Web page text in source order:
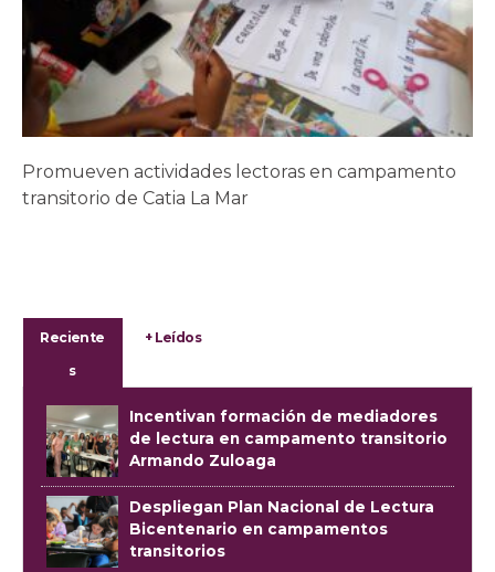
Promueven actividades lectoras en campamento
transitorio de Catia La Mar
Reciente
s
+ Leídos
Incentivan formación de mediadores
de lectura en campamento transitorio
Armando Zuloaga
Despliegan Plan Nacional de Lectura
Bicentenario en campamentos
transitorios